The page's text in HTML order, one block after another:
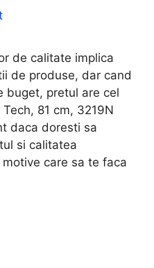
de calitate implica
de produse, dar cand
buget, pretul are cel
81 cm, 3219N
daca doresti sa
si calitatea
care sa te faca